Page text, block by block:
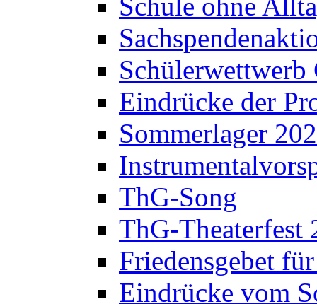
Schule ohne
Schülerwettwerb
Eindrücke der
Sommerlager
ThG-Song
ThG-Theaterfest
Friedensgebet
Eindrücke vom